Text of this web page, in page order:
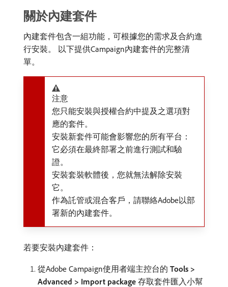
關於內建套件
內建套件包含一組功能，可根據您的需求及合約進
行安裝。 以下提供Campaign內建套件的完整清
單。
注意
您只能安裝與授權合約中提及之選項對
應的套件。
安裝新套件可能會影響您的所有平台：
它必須在最終部署之前進行測試和驗
證。
安裝套裝軟體後，您就無法解除安裝
它。
作為託管或混合客戶，請聯絡Adobe以部
署新的內建套件。
若要安裝內建套件：
從Adobe Campaign使用者端主控台的​ Tools >
Advanced > Import package ​存取套件匯入小幫